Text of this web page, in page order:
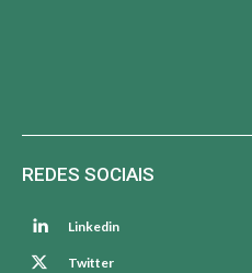
REDES SOCIAIS
Linkedin
Twitter